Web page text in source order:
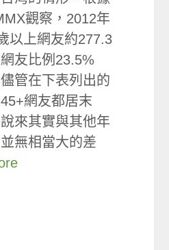
觀察，2012年
以上網友約277.3
友比例23.5%
儘管在下表列出的
網友都居末
來其實與其他年
無相當大的差